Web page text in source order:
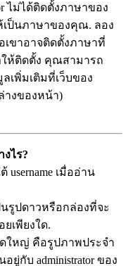
ไม่ได้ติดตั้งภาษาของ
ป็นภาษาของคุณ. ลอง
เขาอาจติดตั้งภาษาที่
ห้ติดตั้ง คุณสามารถ
เพิ่มเติมที่เว็บของ
างของหน้า)
ไร?
เมื่ออ่าน
รูปดาวหรือกล่องที่จะ
เพียงใด.
ใหญ่ คือรูปภาพประจำ
ยู่กับ administrator ของ